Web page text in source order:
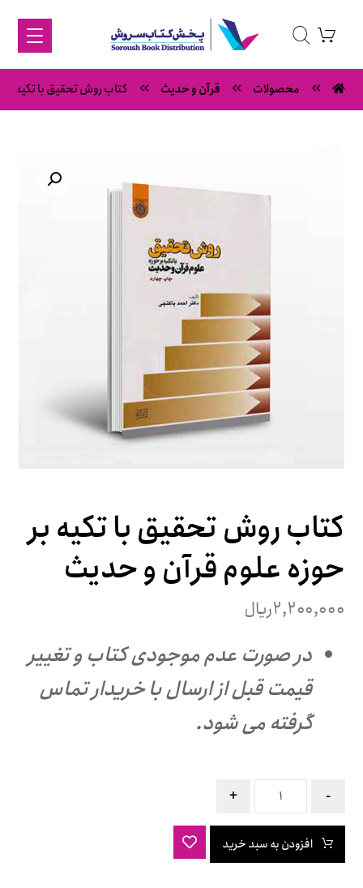
محصولات قرآن و حدیث کتاب روش تحقیق با تکیه
بزرگنمایی تصویر
کتاب روش تحقیق با تکیه بر
حوزه علوم قرآن و حدیث
۲,۲۰۰,۰۰۰ریال
در صورت عدم موجودی کتاب و تغییر
قیمت قبل از ارسال با خریدار تماس
گرفته می شود.
-
+
افزودن به سبد خرید